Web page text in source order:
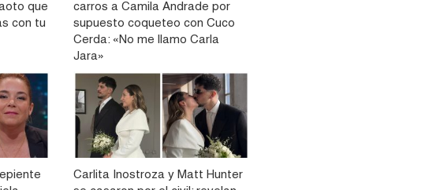
que
con tu
carros a Camila Andrade por
supuesto coqueteo con Cuco
Cerda: «No me llamo Carla
Jara»
Carlita Inostroza y Matt Hunter